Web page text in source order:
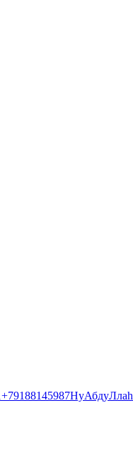
+79188145987НуАбдуЛлаh